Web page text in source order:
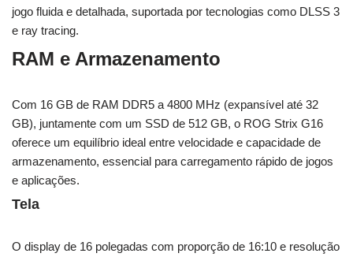
jogo fluida e detalhada, suportada por tecnologias como DLSS 3
e ray tracing.
RAM e Armazenamento
Com 16 GB de RAM DDR5 a 4800 MHz (expansível até 32
GB), juntamente com um SSD de 512 GB, o ROG Strix G16
oferece um equilíbrio ideal entre velocidade e capacidade de
armazenamento, essencial para carregamento rápido de jogos
e aplicações.
Tela
O display de 16 polegadas com proporção de 16:10 e resolução